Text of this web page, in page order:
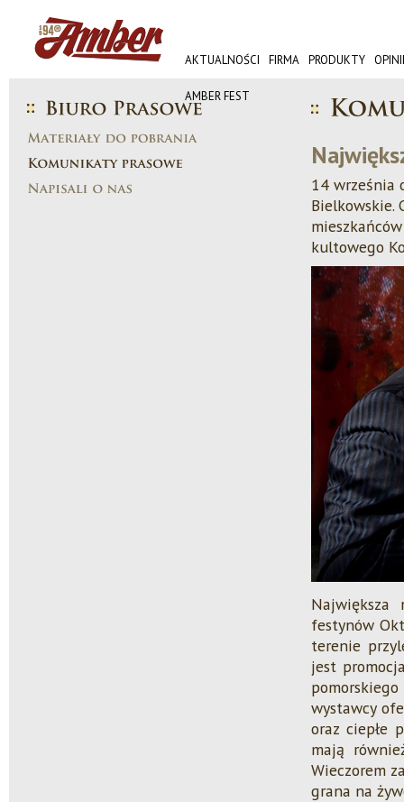
AKTUALNOŚCI FIRMA PRODUKTY
AMBER FEST
14 września
Bielkowskie.
kultowego
Największa
festynów
terenie
jest
wystawcy
oraz ciepłe
mają
Wieczorem
grana na